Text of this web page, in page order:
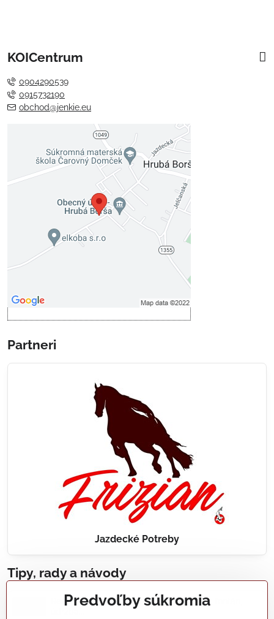
KOICentrum
0904290539
0915732190
obchod@jenkie.eu
Externý obsah je blokovaný
Voľbami súkromia
Prajete si načítať externý obsah?
Povoliť tentokrát
Povoliť a zapamätať - súhlas s
Partneri
Jazdecké Potreby
Tipy, rady a návody
Realizácie záhradných jazierok, bazénov, fontán,
Predvoľby súkromia